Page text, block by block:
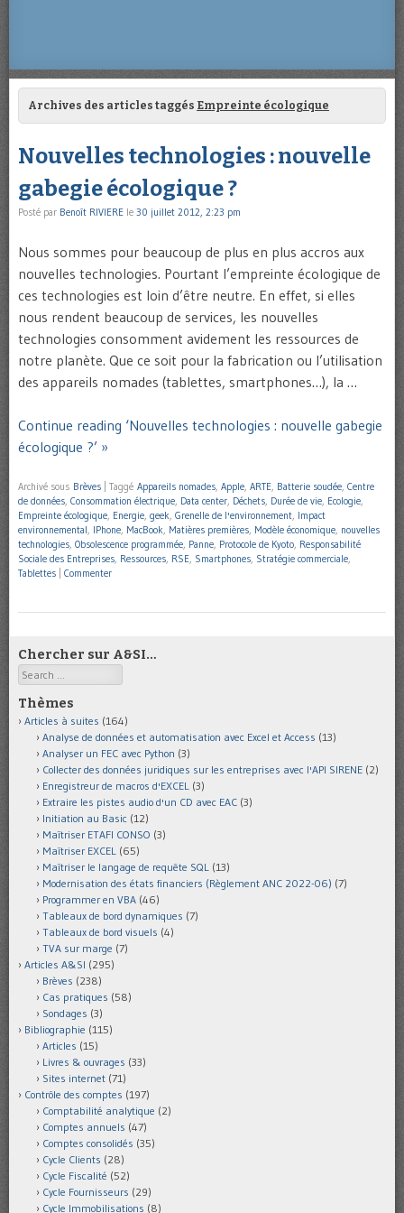
Archives des articles taggés Empreinte écologique
Nouvelles technologies : nouvelle
gabegie écologique ?
Posté par Benoît RIVIERE le 30 juillet 2012, 2:23 pm
Nous sommes pour beaucoup de plus en plus accros aux
nouvelles technologies. Pourtant l’empreinte écologique de
ces technologies est loin d’être neutre. En effet, si elles
nous rendent beaucoup de services, les nouvelles
technologies consomment avidement les ressources de
notre planète. Que ce soit pour la fabrication ou l’utilisation
des appareils nomades (tablettes, smartphones…), la …
Continue reading ‘Nouvelles technologies : nouvelle gabegie
écologique ?’ »
Archivé sous Brèves Taggé Appareils nomades, Apple, ARTE, Batterie soudée, Centre
de données, Consommation électrique, Data center, Déchets, Durée de vie, Ecologie,
Empreinte écologique, Energie, geek, Grenelle de l'environnement, Impact
environnemental, IPhone, MacBook, Matières premières, Modèle économique, nouvelles
technologies, Obsolescence programmée, Panne, Protocole de Kyoto, Responsabilité
Sociale des Entreprises, Ressources, RSE, Smartphones, Stratégie commerciale,
Tablettes
Commenter
Chercher sur A&SI…
Search
Thèmes
Articles à suites (164)
Analyse de données et automatisation avec Excel et Access (13)
Analyser un FEC avec Python (3)
Collecter des données juridiques sur les entreprises avec l'API SIRENE (2)
Enregistreur de macros d'EXCEL (3)
Extraire les pistes audio d'un CD avec EAC (3)
Initiation au Basic (12)
Maîtriser ETAFI CONSO (3)
Maîtriser EXCEL (65)
Maîtriser le langage de requête SQL (13)
Modernisation des états financiers (Règlement ANC 2022-06) (7)
Programmer en VBA (46)
Tableaux de bord dynamiques (7)
Tableaux de bord visuels (4)
TVA sur marge (7)
Articles A&SI (295)
Brèves (238)
Cas pratiques (58)
Sondages (3)
Bibliographie (115)
Articles (15)
Livres & ouvrages (33)
Sites internet (71)
Contrôle des comptes (197)
Comptabilité analytique (2)
Comptes annuels (47)
Comptes consolidés (35)
Cycle Clients (28)
Cycle Fiscalité (52)
Cycle Fournisseurs (29)
Cycle Immobilisations (8)